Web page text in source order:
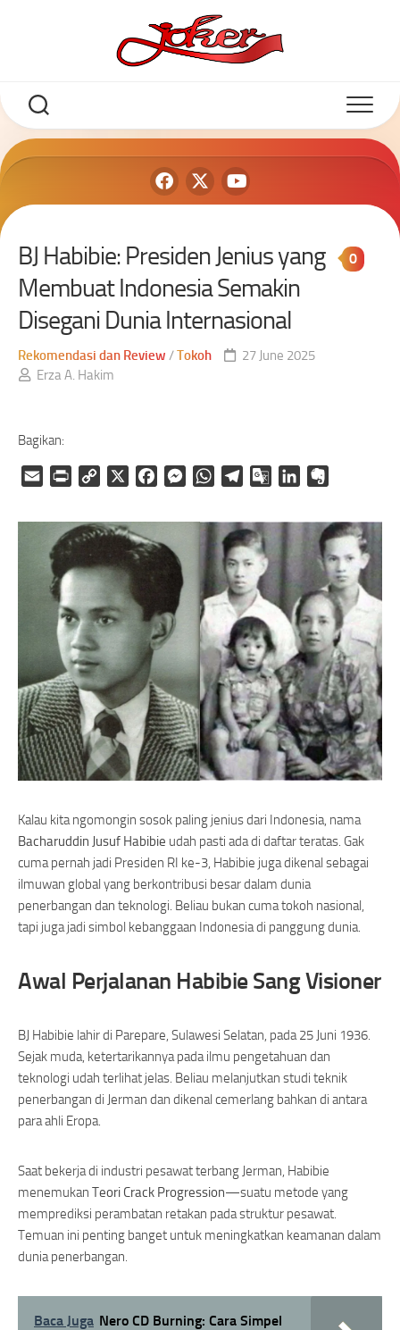
BJ Habibie: Presiden Jenius yang
Membuat Indonesia Semakin
Disegani Dunia Internasional
Rekomendasi dan Review /Tokoh
27 June 2025
Erza A. Hakim
0
Bagikan:
Email Print
Copy
FacebookMessengerWhatsAppTelegramGoogleLinkedIn
Kalau kita ngomongin sosok paling jenius dari Indonesia, nama
Bacharuddin Jusuf Habibie udah pasti ada di daftar teratas. Gak
cuma pernah jadi Presiden RI ke-3, Habibie juga dikenal sebagai
ilmuwan global yang berkontribusi besar dalam dunia
penerbangan dan teknologi. Beliau bukan cuma tokoh nasional,
tapi juga jadi simbol kebanggaan Indonesia di panggung dunia.
Awal Perjalanan Habibie Sang Visioner
BJ Habibie lahir di Parepare, Sulawesi Selatan, pada 25 Juni 1936.
Sejak muda, ketertarikannya pada ilmu pengetahuan dan
teknologi udah terlihat jelas. Beliau melanjutkan studi teknik
penerbangan di Jerman dan dikenal cemerlang bahkan di antara
para ahli Eropa.
Saat bekerja di industri pesawat terbang Jerman, Habibie
menemukan Teori Crack Progression—suatu metode yang
memprediksi perambatan retakan pada struktur pesawat.
Temuan ini penting banget untuk meningkatkan keamanan dalam
dunia penerbangan.
Baca Juga Nero CD Burning: Cara Simpel